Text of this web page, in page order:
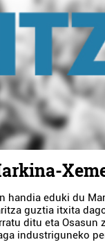
handia eduki du
guztia itxita
ditu eta
industriguneko